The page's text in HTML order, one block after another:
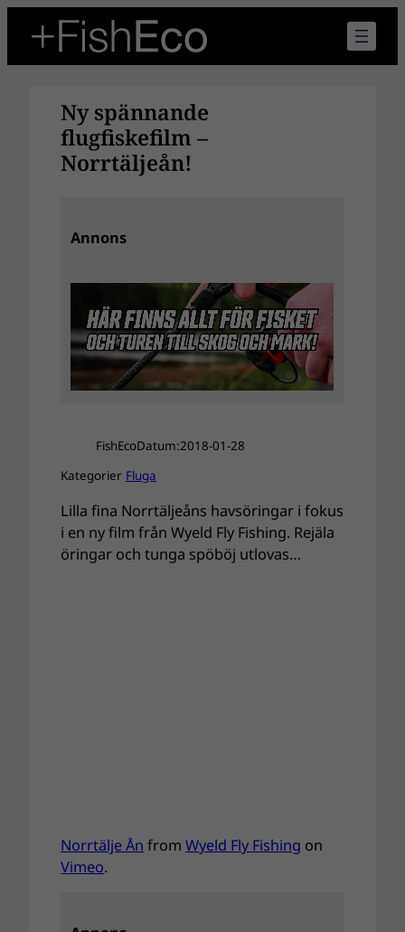
innehåll
Ny spännande
flugfiskefilm –
Norrtäljeån!
Annons
FishEcoDatum:2018-01-28
Kategorier Fluga
Lilla fina Norrtäljeåns havsöringar i fokus
i en ny film frånWyeld Fly Fishing. Rejäla
öringar och tunga spöböj utlovas…
Norrtälje Ån fromWyeld Fly Fishing on
Vimeo.